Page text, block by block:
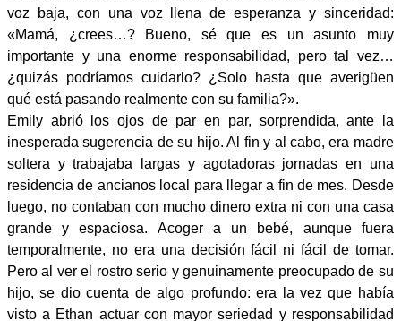
voz baja, con una voz llena de esperanza y sinceridad:
«Mamá, ¿crees…? Bueno, sé que es un asunto muy
importante y una enorme responsabilidad, pero tal vez…
¿quizás podríamos cuidarlo? ¿Solo hasta que averigüen
qué está pasando realmente con su familia?».
Emily abrió los ojos de par en par, sorprendida, ante la
inesperada sugerencia de su hijo. Al fin y al cabo, era madre
soltera y trabajaba largas y agotadoras jornadas en una
residencia de ancianos local para llegar a fin de mes. Desde
luego, no contaban con mucho dinero extra ni con una casa
grande y espaciosa. Acoger a un bebé, aunque fuera
temporalmente, no era una decisión fácil ni fácil de tomar.
Pero al ver el rostro serio y genuinamente preocupado de su
hijo, se dio cuenta de algo profundo: era la vez que había
visto a Ethan actuar con mayor seriedad y responsabilidad